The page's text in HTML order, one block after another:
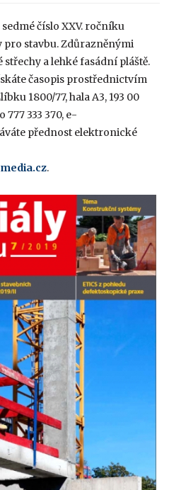
sedmé číslo XXV. ročníku
pro stavbu. Zdůrazněnými
střechy a lehké fasádní pláště.
časopis prostřednictvím
1800/77, hala A3, 193 00
777 333 370, e-
přednost elektronické
.